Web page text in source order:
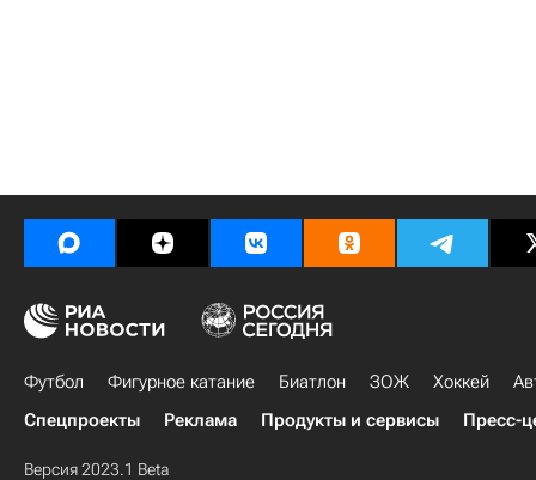
Футбол Фигурное катание Биатлон ЗОЖ Хоккей
Спецпроекты
Реклама Продукты и сервисы Пресс-
Версия 2023.1 Beta